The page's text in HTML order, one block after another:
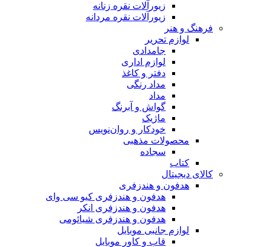
زیورآلات نقره زنانه
زیورآلات نقره مردانه
فرهنگ و هنر
لوازم تحریر
جامدادی
لوازم اداری
دفتر و کاغذ
مداد رنگی
مداد
گواش و آبرنگ
ماژیک
خودکار و روان‌نویس
محصولات مذهبی
سجاده
کتاب
کالای دیجیتال
هدفون و هندزفری
هدفون و هندزفری کیو سی وای
هدفون و هندزفری انکر
هدفون و هندزفری شیائومی
لوازم جانبی موبایل
قاب و کاور موبایل